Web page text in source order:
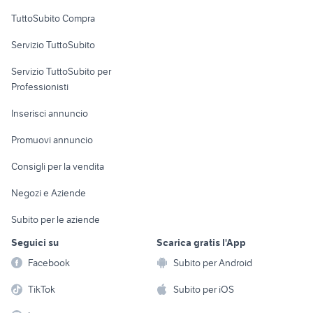
Informatica
Console e
Fotografia
Telefonia
Biciclette
TuttoSubito Compra
Servizio TuttoSubito
Servizio TuttoSubito per
Professionisti
Inserisci annuncio
Promuovi annuncio
Consigli per la vendita
Negozi e Aziende
Subito per le aziende
Seguici su
Facebook
TikTok
Scarica gratis l'App
Subito per Android
Subito per iOS